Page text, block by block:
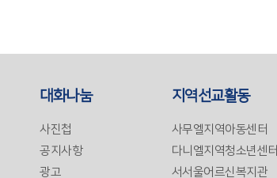
대화나눔
사진첩
공지사항
광고
지역선교활동
사무엘지역아동센터
다니엘지역청소년센터
서서울어르신복지관